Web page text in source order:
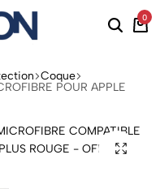
0
Coque
POUR APPLE